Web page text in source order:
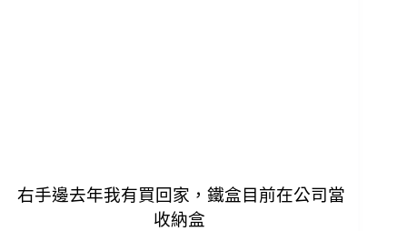
右手邊去年我有買回家，鐵盒目前在公司當
收納盒